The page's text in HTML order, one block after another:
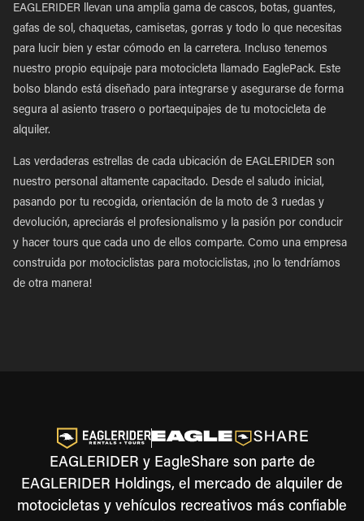
EAGLERIDER llevan una amplia gama de cascos, botas, guantes,
gafas de sol, chaquetas, camisetas, gorras y todo lo que necesitas
para lucir bien y estar cómodo en la carretera. Incluso tenemos
nuestro propio equipaje para motocicleta llamado EaglePack. Este
bolso blando está diseñado para integrarse y asegurarse de forma
segura al asiento trasero o portaequipajes de tu motocicleta de
alquiler.
Las verdaderas estrellas de cada ubicación de EAGLERIDER son
nuestro personal altamente capacitado. Desde el saludo inicial,
pasando por tu recogida, orientación de la moto de 3 ruedas y
devolución, apreciarás el profesionalismo y la pasión por conducir
y hacer tours que cada uno de ellos comparte. Como una empresa
construida por motociclistas para motociclistas, ¡no lo tendríamos
de otra manera!
EAGLERIDER y EagleShare son parte de
EAGLERIDER Holdings, el mercado de alquiler de
motocicletas y vehículos recreativos más confiable